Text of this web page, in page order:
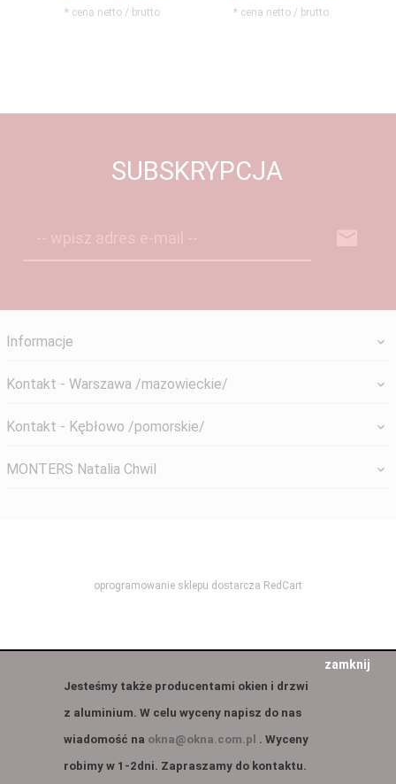
* cena netto / brutto * cena netto / brutto
SUBSKRYPCJA
Informacje
Kontakt - Warszawa /mazowieckie/
Kontakt - Kębłowo /pomorskie/
MONTERS Natalia Chwil
oprogramowanie sklepu dostarcza RedCart
Jesteśmy także producentami okien i drzwi
z aluminium. W celu wyceny napisz do nas
wiadomość na okna@okna.com.pl . Wyceny
robimy w 1-2dni. Zapraszamy do kontaktu.
zamknij